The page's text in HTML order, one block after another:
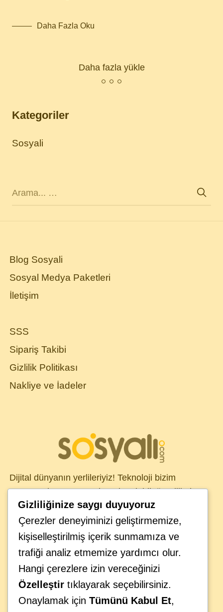
Daha Fazla Oku
Daha fazla yükle
Kategoriler
Sosyali
Blog Sosyali
Sosyal Medya Paketleri
İletişim
SSS
Sipariş Takibi
Gizlilik Politikası
Nakliye ve İadeler
Dijital dünyanın yerlileriyiz! Teknoloji bizim
DNA’mızda var. Sosyal medya dahil tüm dijital
kanallarda, global müşterilerimiz için çözümler
üretiyoruz. Sosyali ekibinizin ayrılmaz bir parçası
olarak görüyor, teknolojinin iş organizasyonlarının
geleceği üzerindeki etkisini anlıyoruz. Geleceğin
provasını bugünden yaparak iş hedeflerinize
ulaşmanıza yardımcı oluyoruz.
Gizliliğinize saygı duyuyoruz
Çerezler deneyiminizi geliştirmemize,
kişiselleştirilmiş içerik sunmamıza ve
trafiği analiz etmemize yardımcı olur.
Hangi çerezlere izin vereceğinizi
Özelleştir tıklayarak seçebilirsiniz.
Onaylamak için Tümünü Kabul Et,